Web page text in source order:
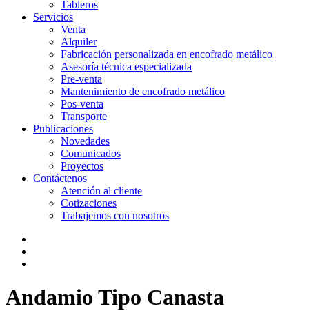
Tableros
Servicios
Venta
Alquiler
Fabricación personalizada en encofrado metálico
Asesoría técnica especializada
Pre-venta
Mantenimiento de encofrado metálico
Pos-venta
Transporte
Publicaciones
Novedades
Comunicados
Proyectos
Contáctenos
Atención al cliente
Cotizaciones
Trabajemos con nosotros
Andamio Tipo Canasta